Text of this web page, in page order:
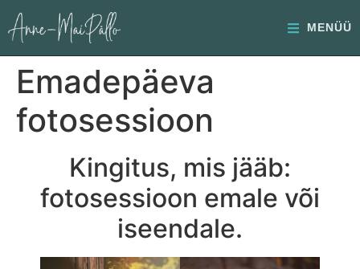
MENÜÜ
Emadepäeva
fotosessioon
Kingitus, mis jääb:
fotosessioon emale või
iseendale.